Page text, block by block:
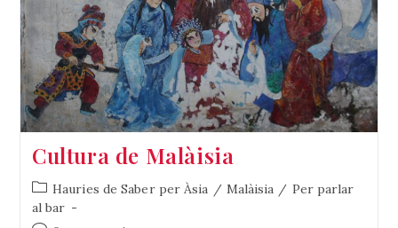
Cultura de Malàisia
Categoria
de
l'entrada:
Hauries de Saber per Àsia / Malàisia / Per parlar
al bar